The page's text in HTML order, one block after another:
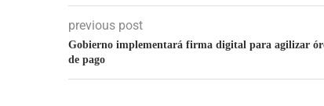
previous post
Gobierno implementará firma digital para agilizar
de pago